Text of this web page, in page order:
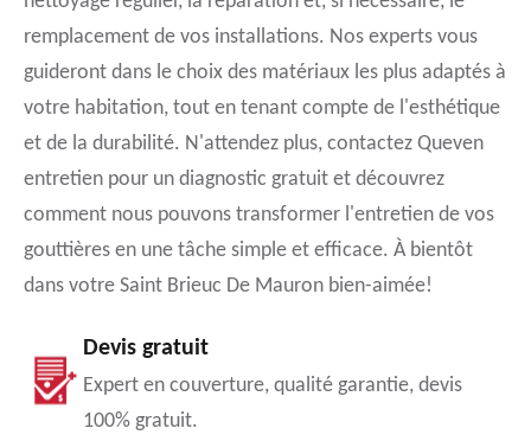
remplacement de vos installations. Nos experts vous
guideront dans le choix des matériaux les plus adaptés à
votre habitation, tout en tenant compte de l'esthétique
et de la durabilité. N'attendez plus, contactez Queven
entretien pour un diagnostic gratuit et découvrez
comment nous pouvons transformer l'entretien de vos
gouttières en une tâche simple et efficace. À bientôt
dans votre Saint Brieuc De Mauron bien-aimée!
Devis gratuit
Expert en couverture, qualité garantie, devis
100% gratuit.